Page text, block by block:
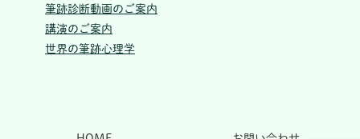
筆跡診断動画のご案内
講演のご案内
世界の筆跡心理学